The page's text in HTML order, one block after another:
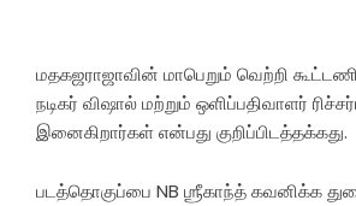
மதகஜராஜாவின் மாபெறும் வெற்றி
நடிகர் விஷால் மற்றும் ஒளிப்பதிவாளர்
இனைகிறார்கள் என்பது குறிப்பிடத்தக்கது.
படத்தொகுப்பை NB ஶ்ரீகாந்த் கவனிக்க